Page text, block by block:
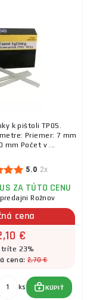
tavného
Priemer tyčinky:
teploty ZX3400
s plynulou ...
korku, dreva,
k pištoli TP05.
Priemer: 7 mm
mm Počet v ...
5.0 2x
ZA TÚTO CENU
Rožnov
cena
€
23%
cena:2,70 €
ks KÚPIŤ